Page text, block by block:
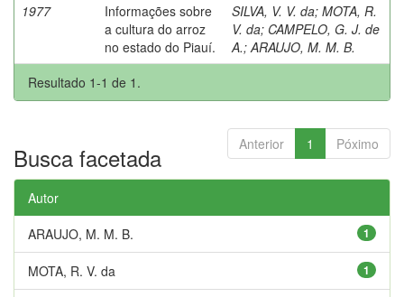
1977
Informações sobre
a cultura do arroz
no estado do Piauí.
SILVA, V. V. da; MOTA, R.
V. da; CAMPELO, G. J. de
A.; ARAUJO, M. M. B.
Resultado 1-1 de 1.
Anterior 1 Póximo
Busca facetada
Autor
1
ARAUJO, M. M. B.
1
MOTA, R. V. da